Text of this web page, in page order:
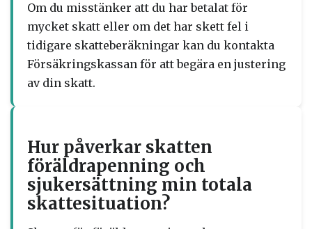
Om du misstänker att du har betalat för
mycket skatt eller om det har skett fel i
tidigare skatteberäkningar kan du kontakta
Försäkringskassan för att begära en justering
av din skatt.
Hur påverkar skatten
föräldrapenning och
sjukersättning min totala
skattesituation?